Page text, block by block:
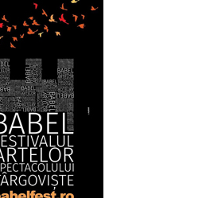
ora 15:00, iar pe Strada
august, între orele 15:00-
august, între orele 06:00-
va fi închis total circulației
RECLAMA